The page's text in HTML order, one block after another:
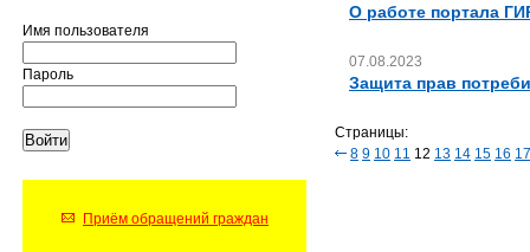
Имя пользователя
Пароль
Приём обращений граждан
О работе портала
07.08.2023
Защита прав
Страницы:
8 9 10 11 12 13 14 15 16 17